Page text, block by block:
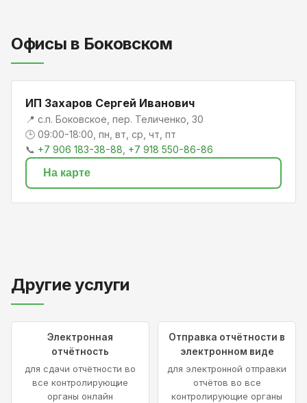
Офисы в Боковском
ИП Захаров Сергей Иванович
📍 с.п. Боковское, пер. Теличенко, 30
🕒 09:00-18:00, пн, вт, ср, чт, пт
📞 +7 906 183-38-88, +7 918 550-86-86
На карте
Другие услуги
Электронная
отчётность
для сдачи отчётности во
все контролирующие
органы онлайн
Отправка отчётности в
электронном виде
для электронной отправки
отчётов во все
контролирующие органы